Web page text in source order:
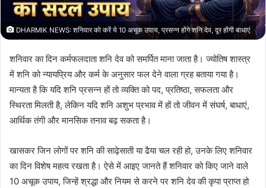
DHARMIK NEWS: शनिवार को करें ये 10 अचूक उपाय, प्रसन्न होंगे शनि देव, दूर होंगी बाधाएं
शनिवार का दिन कर्मफलदाता शनि देव को समर्पित माना जाता है। ज्योतिष शास्त्र
में शनि को न्यायप्रिय और कर्म के अनुसार फल देने वाला ग्रह बताया गया है।
मान्यता है कि यदि शनि प्रसन्न हों तो व्यक्ति को पद, प्रतिष्ठा, सफलता और
स्थिरता मिलती है, लेकिन यदि शनि अशुभ प्रभाव में हों तो जीवन में संघर्ष, बाधाएं,
आर्थिक तंगी और मानसिक तनाव बढ़ सकता है।
खासकर जिन लोगों पर शनि की साढ़ेसाती या ढैया चल रही हो, उनके लिए शनिवार
का दिन विशेष महत्व रखता है। ऐसे में आइए जानते हैं शनिवार को किए जाने वाले
10 अचूक उपाय, जिन्हें श्रद्धा और नियम से करने पर शनि देव की कृपा प्राप्त हो